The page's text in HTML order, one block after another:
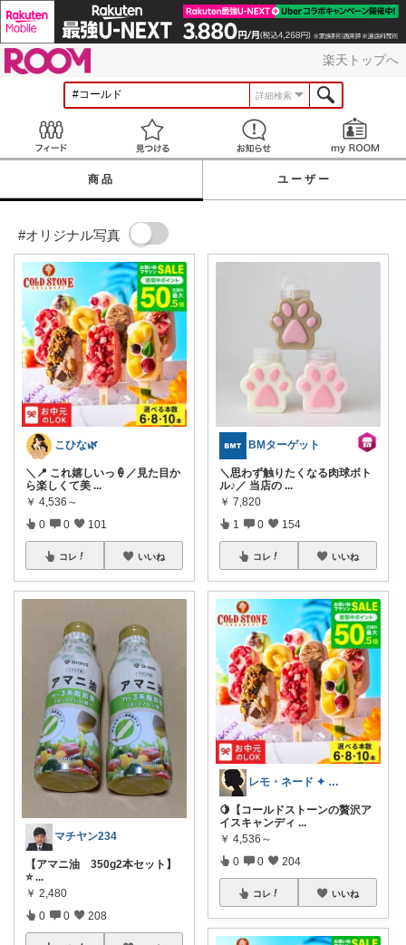
楽天トップへ
詳細検索
見つける お知らせ
商品 ユーザー
#オリジナル写真
こひな🌿
＼📍 これ嬉しいっ🍦／見た目か
ら楽しくて美 ...
￥ 4,536～
0 0 101
コレ いいね
マチヤン234
【アマニ油 350g2本セット】
⭐ ...
￥ 2,480
0 0 208
BMターゲット
＼思わず触りたくなる肉球ボト
ル♪／ 当店の ...
￥ 7,820
1 0 154
コレ いいね
レモ・ネード ✦ セレクト 🍋
🍋【コールドストーンの贅沢ア
イスキャンディ ...
￥ 4,536～
0 0 204
コレ いいね